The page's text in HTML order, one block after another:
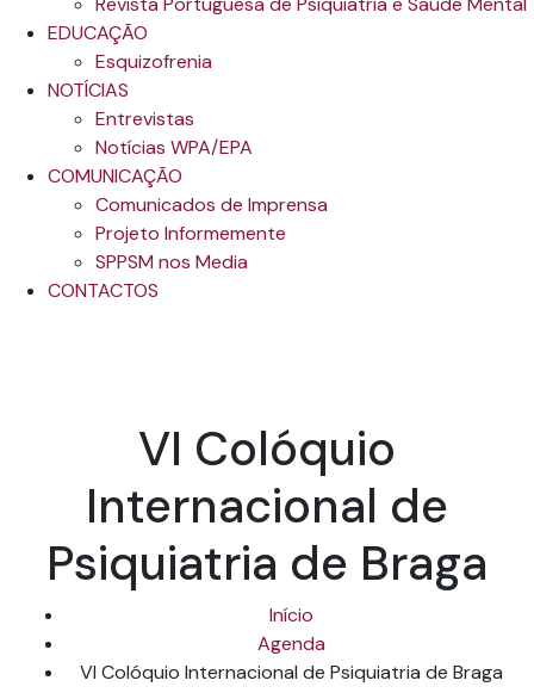
EDUCAÇÃO
Esquizofrenia
NOTÍCIAS
Entrevistas
Notícias WPA/EPA
COMUNICAÇÃO
Comunicados de Imprensa
Projeto Informemente
SPPSM nos Media
CONTACTOS
VI Colóquio
Internacional de
Psiquiatria de Braga
Início
Agenda
VI Colóquio Internacional de Psiquiatria de Braga